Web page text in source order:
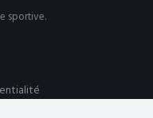
sportive.